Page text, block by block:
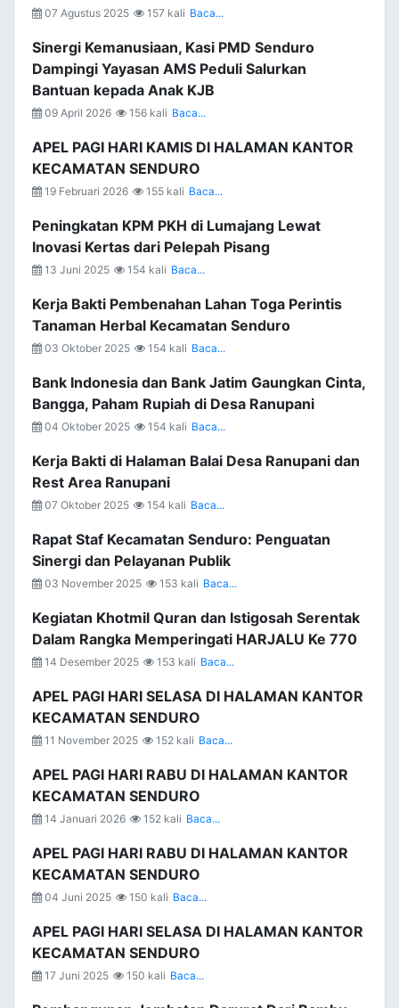
07 Agustus 2025 157 kali Baca...
Sinergi Kemanusiaan, Kasi PMD Senduro
Dampingi Yayasan AMS Peduli Salurkan
Bantuan kepada Anak KJB
09 April 2026 156 kali Baca...
APEL PAGI HARI KAMIS DI HALAMAN KANTOR
KECAMATAN SENDURO
19 Februari 2026 155 kali Baca...
Peningkatan KPM PKH di Lumajang Lewat
Inovasi Kertas dari Pelepah Pisang
13 Juni 2025 154 kali Baca...
Kerja Bakti Pembenahan Lahan Toga Perintis
Tanaman Herbal Kecamatan Senduro
03 Oktober 2025 154 kali Baca...
Bank Indonesia dan Bank Jatim Gaungkan Cinta,
Bangga, Paham Rupiah di Desa Ranupani
04 Oktober 2025 154 kali Baca...
Kerja Bakti di Halaman Balai Desa Ranupani dan
Rest Area Ranupani
07 Oktober 2025 154 kali Baca...
Rapat Staf Kecamatan Senduro: Penguatan
Sinergi dan Pelayanan Publik
03 November 2025 153 kali Baca...
Kegiatan Khotmil Quran dan Istigosah Serentak
Dalam Rangka Memperingati HARJALU Ke 770
14 Desember 2025 153 kali Baca...
APEL PAGI HARI SELASA DI HALAMAN KANTOR
KECAMATAN SENDURO
11 November 2025 152 kali Baca...
APEL PAGI HARI RABU DI HALAMAN KANTOR
KECAMATAN SENDURO
14 Januari 2026 152 kali Baca...
APEL PAGI HARI RABU DI HALAMAN KANTOR
KECAMATAN SENDURO
04 Juni 2025 150 kali Baca...
APEL PAGI HARI SELASA DI HALAMAN KANTOR
KECAMATAN SENDURO
17 Juni 2025 150 kali Baca...